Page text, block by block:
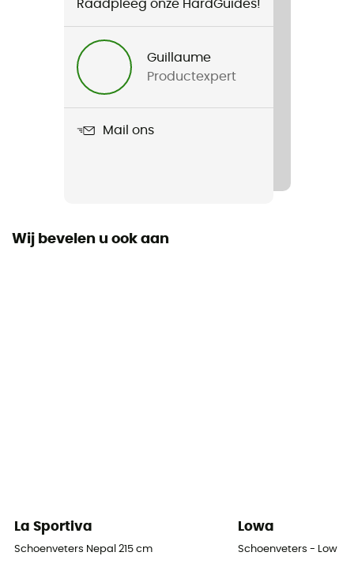
Ongevouwen lengteRaadpleeg onze HardGuides!
Guillaume
Productexpert
Mail ons
Wij bevelen u ook aan
La Sportiva
Schoenveters Nepal 215 cm
Lowa
Schoenveters - Low